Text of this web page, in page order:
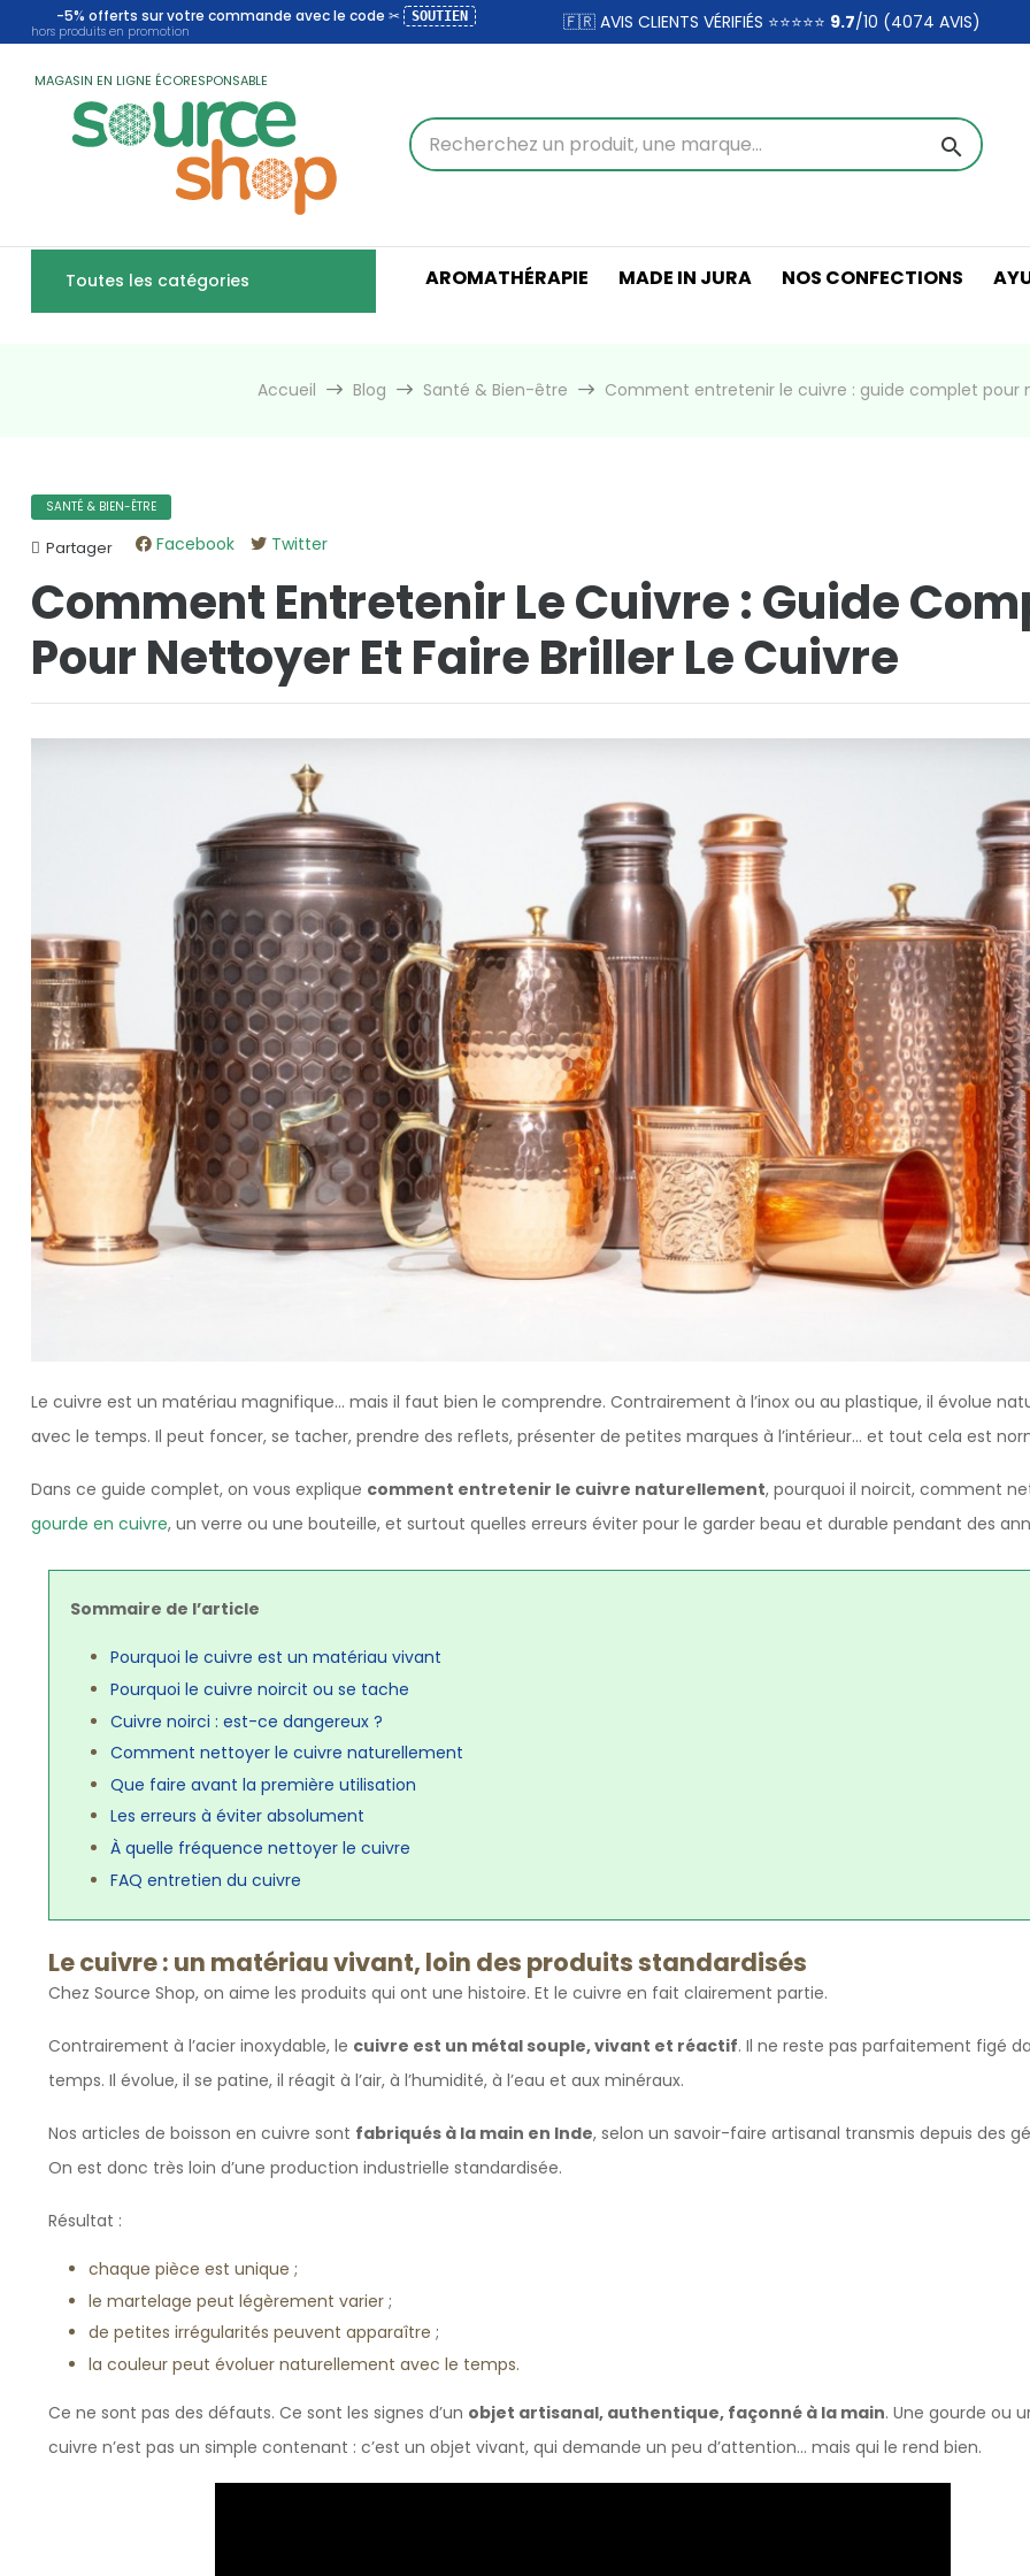
-5% offerts sur votre commande avec le code ✂ SOUTIEN
hors produits en promotion 🇫🇷 AVIS CLIENTS VÉRIFIÉS ⭐⭐⭐⭐⭐ 9.7/10 (4074 AVIS)
MAGASIN EN LIGNE ÉCORESPONSABLE
search
Toutes les catégories AROMATHÉRAPIE MADE IN JURA NOS CONFECTIONS
Accueil Blog Santé & Bien-être Comment entretenir le cuivre : guide complet pour
SANTÉ & BIEN-ÊTRE
Partager Facebook Twitter
Comment Entretenir Le Cuivre : Guide
Pour Nettoyer Et Faire Briller Le Cuivre
Le cuivre est un matériau magnifique… mais il faut bien le comprendre. Contrairement à l’inox ou au plastique, il évolue
avec le temps. Il peut foncer, se tacher, prendre des reflets, présenter de petites marques à l’intérieur… et tout cela est
Dans ce guide complet, on vous explique comment entretenir le cuivre naturellement, pourquoi il noircit, comment
gourde en cuivre, un verre ou une bouteille, et surtout quelles erreurs éviter pour le garder beau et durable pendant des
Sommaire de l’article
Pourquoi le cuivre est un matériau vivant
Pourquoi le cuivre noircit ou se tache
Cuivre noirci : est-ce dangereux ?
Comment nettoyer le cuivre naturellement
Que faire avant la première utilisation
Les erreurs à éviter absolument
À quelle fréquence nettoyer le cuivre
FAQ entretien du cuivre
Le cuivre : un matériau vivant, loin des produits standardisés
Chez Source Shop, on aime les produits qui ont une histoire. Et le cuivre en fait clairement partie.
Contrairement à l’acier inoxydable, le cuivre est un métal souple, vivant et réactif. Il ne reste pas parfaitement figé
temps. Il évolue, il se patine, il réagit à l’air, à l’humidité, à l’eau et aux minéraux.
Nos articles de boisson en cuivre sont fabriqués à la main en Inde, selon un savoir-faire artisanal transmis depuis des
On est donc très loin d’une production industrielle standardisée.
Résultat :
chaque pièce est unique ;
le martelage peut légèrement varier ;
de petites irrégularités peuvent apparaître ;
la couleur peut évoluer naturellement avec le temps.
Ce ne sont pas des défauts. Ce sont les signes d’un objet artisanal, authentique, façonné à la main. Une gourde ou
cuivre n’est pas un simple contenant : c’est un objet vivant, qui demande un peu d’attention… mais qui le rend bien.